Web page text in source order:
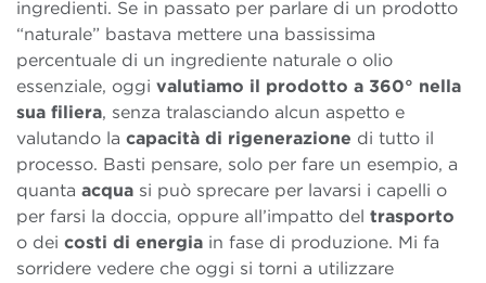
ingredienti. Se in passato per parlare di un prodotto
“naturale” bastava mettere una bassissima
percentuale di un ingrediente naturale o olio
essenziale, oggi valutiamo il prodotto a 360° nella
sua filiera, senza tralasciando alcun aspetto e
valutando la capacità di rigenerazione di tutto il
processo. Basti pensare, solo per fare un esempio, a
quanta acqua si può sprecare per lavarsi i capelli o
per farsi la doccia, oppure all’impatto del trasporto
o dei costi di energia in fase di produzione. Mi fa
sorridere vedere che oggi si torni a utilizzare